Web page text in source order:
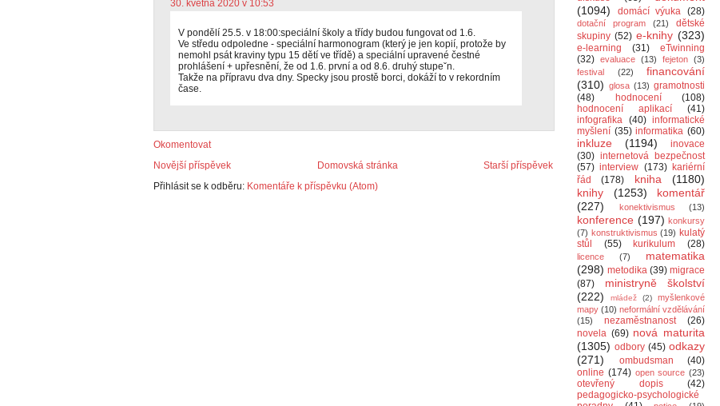
30. května 2020 v 10:53
V pondělí 25.5. v 18:00:speciální školy a třídy budou fungovat od 1.6.
Ve středu odpoledne - speciální harmonogram (který je jen kopií, protože by
nemohl psát kraviny typu 15 dětí ve třídě) a speciální upravené čestné
prohlášení + upřesnění, že od 1.6. první a od 8.6. druhý stupeˇn.
Takže na přípravu dva dny. Specky jsou prostě borci, dokáží to v rekordním
čase.
Okomentovat
Novější příspěvek
Starší příspěvek
Domovská stránka
Přihlásit se k odběru: Komentáře k příspěvku (Atom)
(1094)
domácí výuka (28)
dotační program (21)
dětské
skupiny (52) e-knihy (323)
e-learning (31)
eTwinning
(32) evaluace (13) fejeton (3)
festival
(22)
financování
(310) glosa (13) gramotnosti
(48)
hodnocení
(108)
hodnocení aplikací
(41)
infografika (40) informatické
myšlení (35) informatika (60)
inkluze (1194)
inovace
(30) internetová bezpečnost
(57) interview (173) kariérní
řád
(178) kniha
(1180)
knihy
(1253)
komentář
(227)
konektivismus (13)
konference (197) konkursy
(7) konstruktivismus (19) kulatý
stůl
(55) kurikulum (28)
licence (7)
matematika
(298) metodika (39) migrace
(87)
ministryně školství
(222)
mládež (2)
myšlenkové
mapy (10) neformální vzdělávání
(15)
nezaměstnanost
(26)
novela (69) nová maturita
(1305) odbory (45) odkazy
(271)
ombudsman
(40)
online (174) open source (23)
otevřený dopis
(42)
pedagogicko-psychologické